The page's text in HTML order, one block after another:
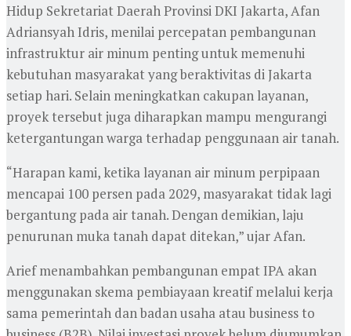
Hidup Sekretariat Daerah Provinsi DKI Jakarta,Afan
Adriansyah Idris, menilai percepatan pembangunan
infrastruktur air minum penting untuk memenuhi
kebutuhan masyarakat yang beraktivitas di Jakarta
setiap hari. Selain meningkatkan cakupan layanan,
proyek tersebut juga diharapkan mampu mengurangi
ketergantungan warga terhadap penggunaan air tanah.
“Harapan kami, ketika layanan air minum perpipaan
mencapai 100 persen pada 2029, masyarakat tidak lagi
bergantung pada air tanah. Dengan demikian, laju
penurunan muka tanah dapat ditekan,” ujar Afan.
Arief menambahkan pembangunan empat IPA akan
menggunakan skema pembiayaan kreatif melalui kerja
sama pemerintah dan badan usaha atau business to